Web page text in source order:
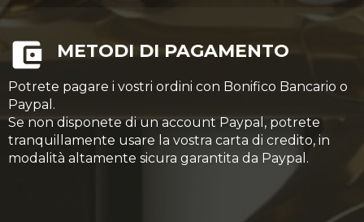
METODI DI PAGAMENTO
Potrete pagare i vostri ordini con Bonifico Bancario o
Paypal.
Se non disponete di un account Paypal, potrete
tranquillamente usare la vostra carta di credito, in
modalità altamente sicura garantita da Paypal.